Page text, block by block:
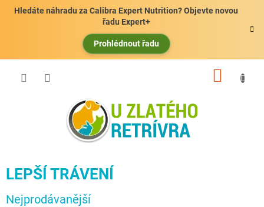
Hledáte náhradu za Calibra Expert Nutrition? Objevte novou
řadu Expert+
Prohlédnout řadu
LEPŠÍ TRÁVENÍ
Nejprodávanější